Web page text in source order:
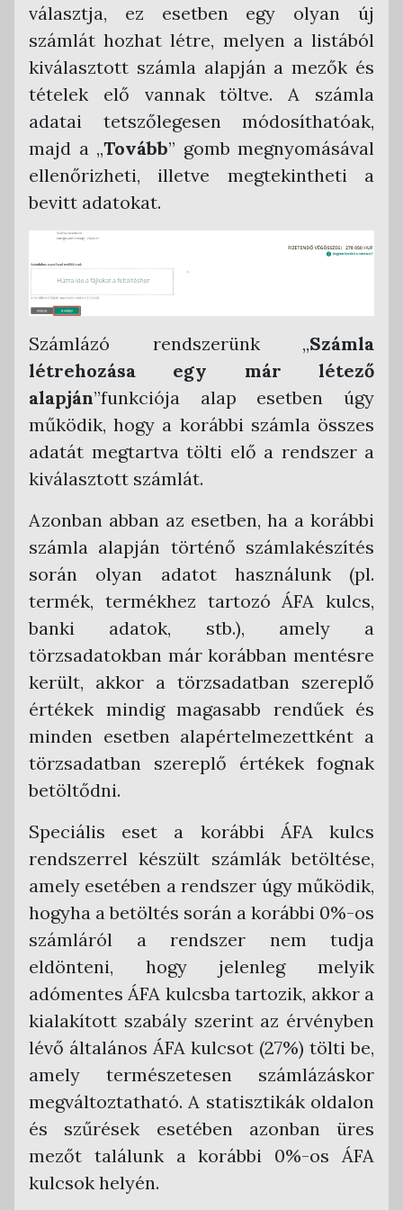
Számla kiállítása piszkozatból
Piszkozat módosítása, törlése
Számlák kifizetése
Kiegyenlítések kezelése
Bejövő számlák
Bejövő számla feltöltése
Bejövő számlák listája
Pénztárbizonylatok
Bevételi pénztárbizonylat funkció
Elektronikus pénztárbizonylat aláírása
digitálisan
Statisztikák
NAV Online Számla funkció
NAV adóhatósági adatexport funkció
Számla szerinti szűrés
Tétel szerinti szűrés
API hívások listája
PTGSZLAH nyomtatvány
Hibridlevél
Számlaadat export ügyviteli program
részére
Armada Főkönyv
CobraConto.Net
Novitax Kettős Könyvvitel
RLB 60 Bt. Kettős Könyvvitel
Tensoft Kettős Könyvvitel
Országonkénti szabálykövetés
Ország-felület nyelv választó
ÁFA kulcsok a rendszerben
Távértékesítés ÁFA kulcsok
Kerekítési szabályok
Interfészen keresztül történő automatizált
választja, ez esetben egy olyan új
számlát hozhat létre, melyen a listából
kiválasztott számla alapján a mezők és
tételek elő vannak töltve. A számla
adatai tetszőlegesen módosíthatóak,
majd a „Tovább” gomb megnyomásával
ellenőrizheti, illetve megtekintheti a
bevitt adatokat.
Számlázó rendszerünk „Számla
létrehozása egy már létező
alapján”funkciója alap esetben úgy
működik, hogy a korábbi számla összes
adatát megtartva tölti elő a rendszer a
kiválasztott számlát.
Azonban abban az esetben, ha a korábbi
számla alapján történő számlakészítés
során olyan adatot használunk (pl.
termék, termékhez tartozó ÁFA kulcs,
banki adatok, stb.), amely a
törzsadatokban már korábban mentésre
került, akkor a törzsadatban szereplő
értékek mindig magasabb rendűek és
minden esetben alapértelmezettként a
törzsadatban szereplő értékek fognak
betöltődni.
Speciális eset a korábbi ÁFA kulcs
rendszerrel készült számlák betöltése,
amely esetében a rendszer úgy működik,
hogyha a betöltés során a korábbi 0%-os
számláról a rendszer nem tudja
eldönteni, hogy jelenleg melyik
adómentes ÁFA kulcsba tartozik, akkor a
kialakított szabály szerint az érvényben
lévő általános ÁFA kulcsot (27%) tölti be,
amely természetesen számlázáskor
megváltoztatható. A statisztikák oldalon
és szűrések esetében azonban üres
mezőt találunk a korábbi 0%-os ÁFA
kulcsok helyén.